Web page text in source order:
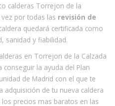
calderas Torrejon de la
por todas las revisión de
quedará certificada como
sanidad y fiabilidad.
en Torrejon de la Calzada
la ayuda del Plan
de Madrid con el que te
adquisición de tu nueva caldera
precios mas baratos en las